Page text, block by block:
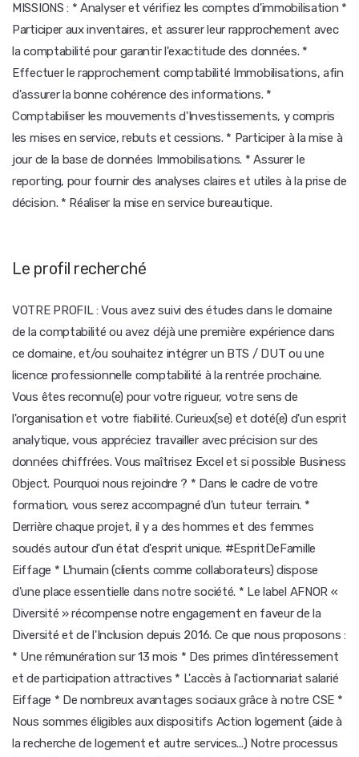
MISSIONS : * Analyser et vérifiez les comptes d'immobilisation *
Participer aux inventaires, et assurer leur rapprochement avec
la comptabilité pour garantir l'exactitude des données. *
Effectuer le rapprochement comptabilité Immobilisations, afin
d'assurer la bonne cohérence des informations. *
Comptabiliser les mouvements d'Investissements, y compris
les mises en service, rebuts et cessions. * Participer à la mise à
jour de la base de données Immobilisations. * Assurer le
reporting, pour fournir des analyses claires et utiles à la prise de
décision. * Réaliser la mise en service bureautique.
Le profil recherché
VOTRE PROFIL : Vous avez suivi des études dans le domaine
de la comptabilité ou avez déjà une première expérience dans
ce domaine, et/ou souhaitez intégrer un BTS / DUT ou une
licence professionnelle comptabilité à la rentrée prochaine.
Vous êtes reconnu(e) pour votre rigueur, votre sens de
l'organisation et votre fiabilité. Curieux(se) et doté(e) d'un esprit
analytique, vous appréciez travailler avec précision sur des
données chiffrées. Vous maîtrisez Excel et si possible Business
Object. Pourquoi nous rejoindre ? * Dans le cadre de votre
formation, vous serez accompagné d'un tuteur terrain. *
Derrière chaque projet, il y a des hommes et des femmes
soudés autour d'un état d'esprit unique. #EspritDeFamille
Eiffage * L'humain (clients comme collaborateurs) dispose
d'une place essentielle dans notre société. * Le label AFNOR «
Diversité » récompense notre engagement en faveur de la
Diversité et de l'Inclusion depuis 2016. Ce que nous proposons :
* Une rémunération sur 13 mois * Des primes d'intéressement
et de participation attractives * L'accès à l'actionnariat salarié
Eiffage * De nombreux avantages sociaux grâce à notre CSE *
Nous sommes éligibles aux dispositifs Action logement (aide à
la recherche de logement et autre services...) Notre processus